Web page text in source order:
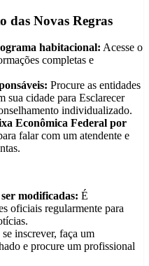
das Novas Regras
habitacional: Acesse o
completas e
Procure as entidades
sua cidade para Esclarecer
individualizado.
Econômica Federal por
falar com um atendente e
modificadas: É
oficiais regularmente para
inscrever, faça um
e procure um profissional